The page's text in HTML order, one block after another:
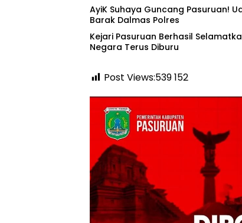
‎AyiK Suhaya Guncang Pasuruan!
Barak Dalmas Polres
Kejari Pasuruan Berhasil
Negara Terus Diburu
Post Views:539152